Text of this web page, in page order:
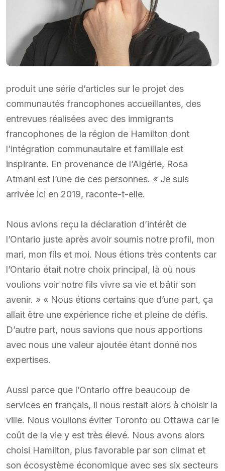
produit une série d’articles sur le projet des
communautés francophones accueillantes, des
entrevues réalisées avec des immigrants
francophones de la région de Hamilton dont
l’intégration communautaire et familiale est
inspirante. En provenance de l’Algérie, Rosa
Atmani est l’une de ces personnes. « Je suis
arrivée ici en 2019, raconte-t-elle.
Nous avions reçu la déclaration d’intérêt de
l’Ontario juste après avoir soumis notre profil, mon
mari, mon fils et moi. Nous étions très contents car
l’Ontario était notre choix principal, là où nous
voulions voir notre fils vivre sa vie et bâtir son
avenir. » « Nous étions certains que d’une part, ça
allait être une expérience riche et pleine de défis.
D’autre part, nous savions que nous apportions
avec nous une valeur ajoutée étant donné nos
expertises.
Aussi parce que l’Ontario offre beaucoup de
services en français, il nous restait alors à choisir la
ville. Nous voulions éviter Toronto ou Ottawa car le
coût de la vie y est très élevé. Nous avons alors
choisi Hamilton, plus favorable par son climat et
son écosystème économique avec ses six secteurs